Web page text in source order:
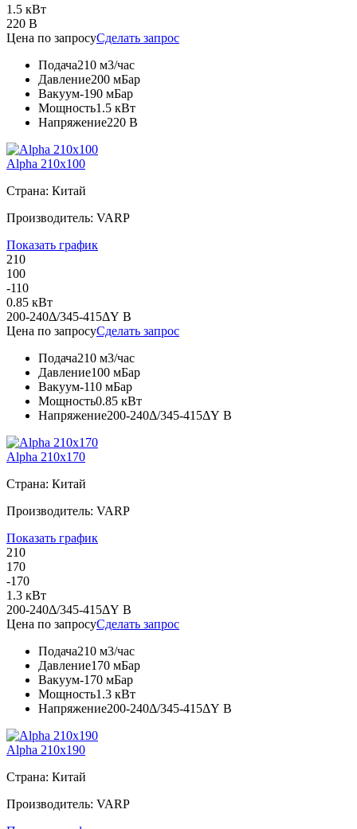
1.5 кВт
220 В
Цена по запросуСделать запрос
Подача210 м3/час
Давление200 мБар
Вакуум-190 мБар
Мощность1.5 кВт
Напряжение220 В
Alpha 210x100
Страна: Китай
Производитель: VARP
Показать график
210
100
-110
0.85 кВт
200-240Δ/345-415ΔY В
Цена по запросуСделать запрос
Подача210 м3/час
Давление100 мБар
Вакуум-110 мБар
Мощность0.85 кВт
Напряжение200-240Δ/345-415ΔY В
Alpha 210x170
Страна: Китай
Производитель: VARP
Показать график
210
170
-170
1.3 кВт
200-240Δ/345-415ΔY В
Цена по запросуСделать запрос
Подача210 м3/час
Давление170 мБар
Вакуум-170 мБар
Мощность1.3 кВт
Напряжение200-240Δ/345-415ΔY В
Alpha 210x190
Страна: Китай
Производитель: VARP